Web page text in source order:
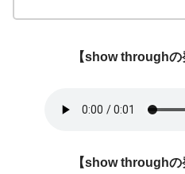
【show throughの
【show throughの